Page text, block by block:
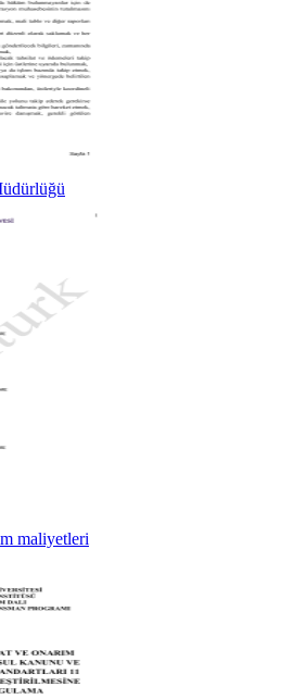
maliyetleri